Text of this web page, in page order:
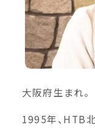
大阪府生まれ。
1995年、HTB